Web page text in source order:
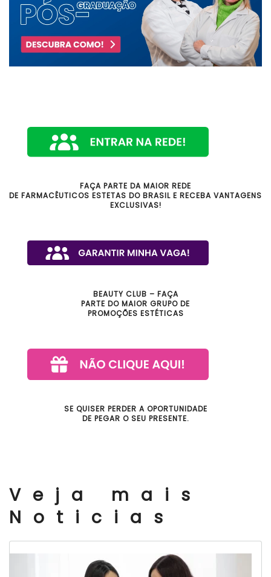
FAÇA PARTE DA MAIOR REDE
DE FARMACÊUTICOS ESTETAS DO BRASIL E RECEBA VANTAGENS
EXCLUSIVAS!
BEAUTY CLUB – FAÇA
PARTE DO MAIOR GRUPO DE
PROMOÇÕES ESTÉTICAS
SE QUISER PERDER A OPORTUNIDADE
DE PEGAR O SEU PRESENTE.
Veja mais
Noticias